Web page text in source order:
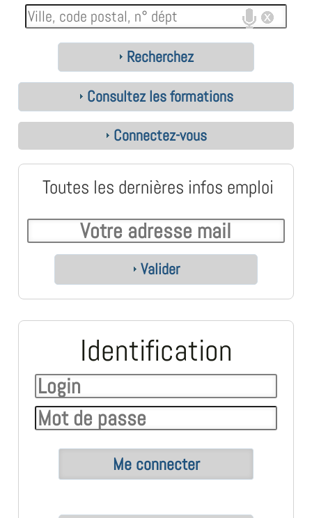
Recherchez
Consultez les formations
Connectez-vous
Toutes les dernières infos emploi
Valider
Identification